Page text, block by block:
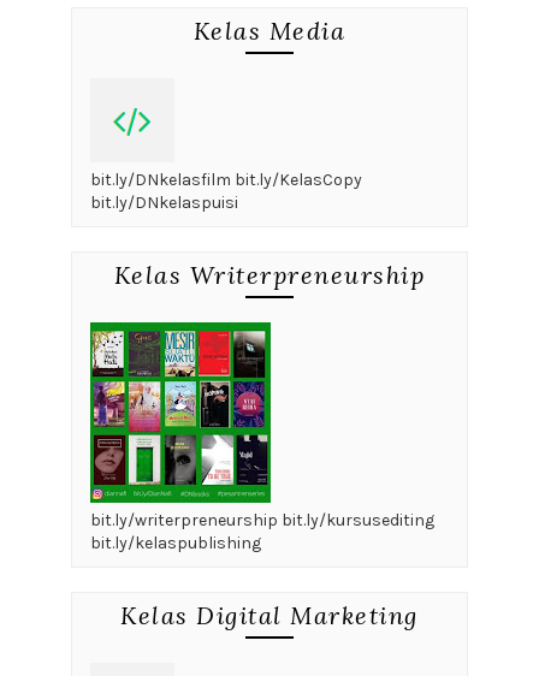
Kelas Media
bit.ly/DNkelasfilm bit.ly/KelasCopy
bit.ly/DNkelaspuisi
Kelas Writerpreneurship
bit.ly/writerpreneurship bit.ly/kursusediting
bit.ly/kelaspublishing
Kelas Digital Marketing